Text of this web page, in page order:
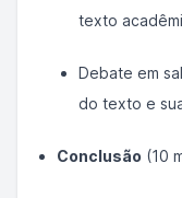
texto
Debate em
do texto e
Conclusão (10